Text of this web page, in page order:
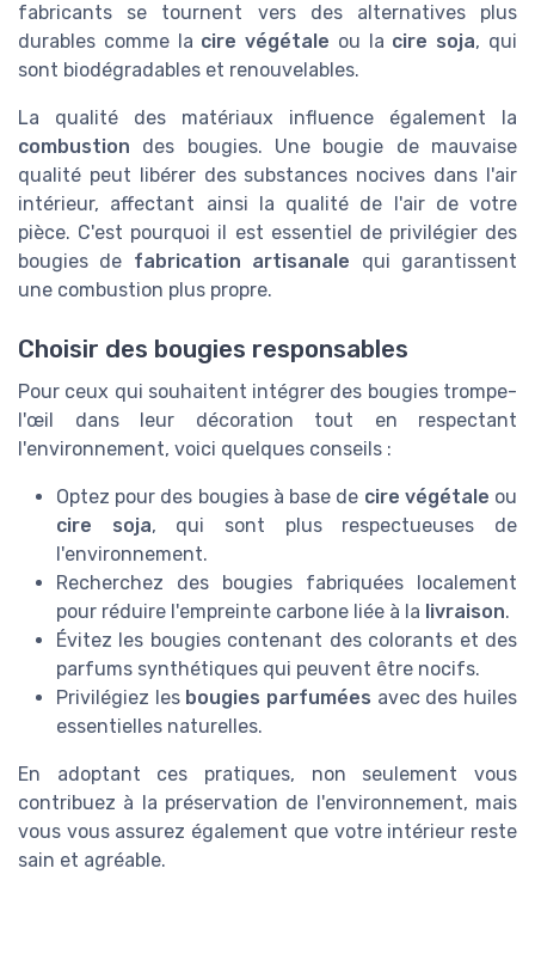
fabricants se tournent vers des alternatives plus
durables comme la cire végétale ou la cire soja, qui
sont biodégradables et renouvelables.
La qualité des matériaux influence également la
combustion des bougies. Une bougie de mauvaise
qualité peut libérer des substances nocives dans l'air
intérieur, affectant ainsi la qualité de l'air de votre
pièce. C'est pourquoi il est essentiel de privilégier des
bougies de fabrication artisanale qui garantissent
une combustion plus propre.
Choisir des bougies responsables
Pour ceux qui souhaitent intégrer des bougies trompe-
l'œil dans leur décoration tout en respectant
l'environnement, voici quelques conseils :
Optez pour des bougies à base de cire végétale ou
cire soja, qui sont plus respectueuses de
l'environnement.
Recherchez des bougies fabriquées localement
pour réduire l'empreinte carbone liée à la livraison.
Évitez les bougies contenant des colorants et des
parfums synthétiques qui peuvent être nocifs.
Privilégiez les bougies parfumées avec des huiles
essentielles naturelles.
En adoptant ces pratiques, non seulement vous
contribuez à la préservation de l'environnement, mais
vous vous assurez également que votre intérieur reste
sain et agréable.